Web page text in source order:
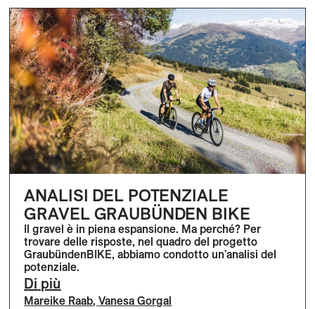
ANALISI DEL POTENZIALE
GRAVEL GRAUBÜNDEN BIKE
Il gravel è in piena espansione. Ma perché? Per
trovare delle risposte, nel quadro del progetto
GraubündenBIKE, abbiamo condotto un'analisi del
potenziale.
Di più
Mareike Raab,Vanesa Gorgal